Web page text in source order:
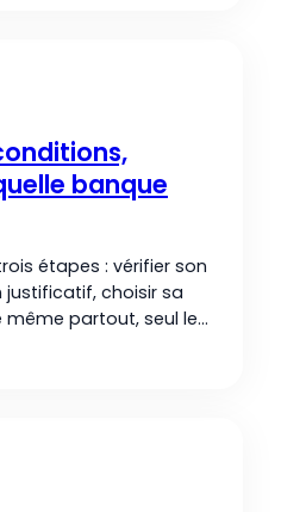
banque
étapes : vérifier son
justificatif, choisir sa
même partout, seul le